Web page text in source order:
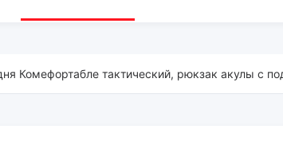
Комефортабле тактический, рюкзак акулы с